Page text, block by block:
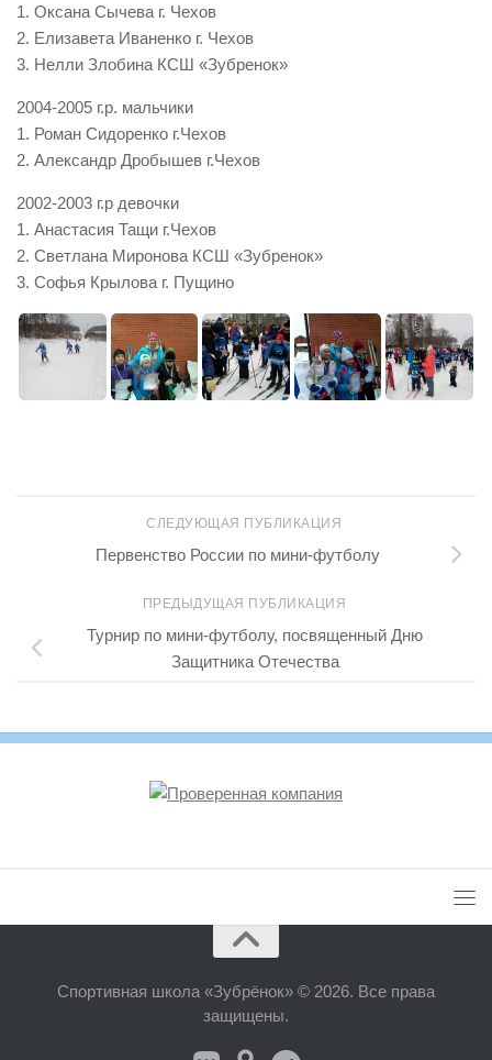
1. Оксана Сычева г. Чехов
2. Елизавета Иваненко г. Чехов
3. Нелли Злобина КСШ «Зубренок»
2004-2005 г.р. мальчики
1. Роман Сидоренко г.Чехов
2. Александр Дробышев г.Чехов
2002-2003 г.р девочки
1. Анастасия Тащи г.Чехов
2. Светлана Миронова КСШ «Зубренок»
3. Софья Крылова г. Пущино
СЛЕДУЮЩАЯ ПУБЛИКАЦИЯ
Первенство России по мини-футболу
ПРЕДЫДУЩАЯ ПУБЛИКАЦИЯ
Турнир по мини-футболу, посвященный Дню
Защитника Отечества
Спортивная школа «Зубрёнок» © 2026. Все права
защищены.